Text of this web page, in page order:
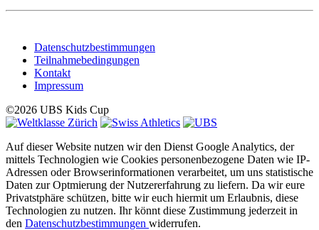
Datenschutzbestimmungen
Teilnahmebedingungen
Kontakt
Impressum
©2026 UBS Kids Cup
Auf dieser Website nutzen wir den Dienst Google Analytics, der
mittels Technologien wie Cookies personenbezogene Daten wie IP-
Adressen oder Browserinformationen verarbeitet, um uns statistische
Daten zur Optmierung der Nutzererfahrung zu liefern. Da wir eure
Privatstphäre schützen, bitte wir euch hiermit um Erlaubnis, diese
Technologien zu nutzen. Ihr könnt diese Zustimmung jederzeit in
den Datenschutzbestimmungen widerrufen.